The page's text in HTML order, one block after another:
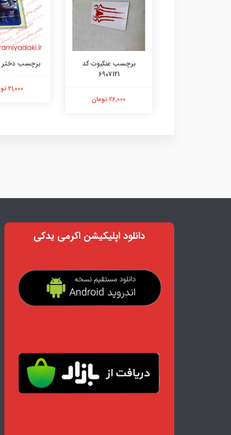
برچسب عنکبوت کد
6907121
26,000 تومان
برچسب دختر 14706135
21,000 تومان
دانلود اپلیکیشن اکرمی یدکی